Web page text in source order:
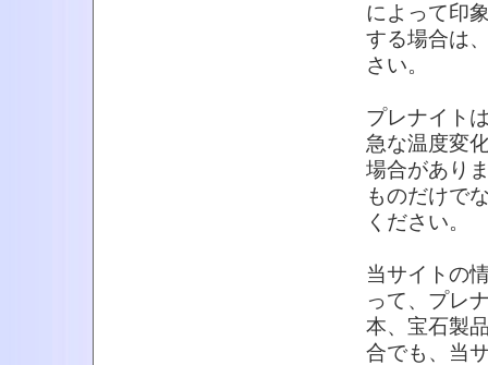
によって印
する場合は
さい。
プレナイト
急な温度変
場合があり
ものだけで
ください。
当サイトの
って、プレ
本、宝石製
合でも、当